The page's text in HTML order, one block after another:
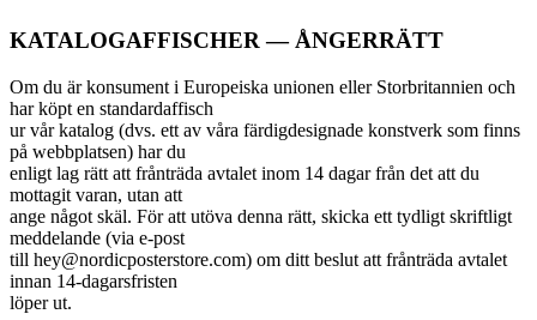
KATALOGAFFISCHER — ÅNGERRÄTT
Om du är konsument i Europeiska unionen eller Storbritannien och
har köpt en standardaffisch
ur vår katalog (dvs. ett av våra färdigdesignade konstverk som finns
på webbplatsen) har du
enligt lag rätt att frånträda avtalet inom 14 dagar från det att du
mottagit varan, utan att
ange något skäl. För att utöva denna rätt, skicka ett tydligt skriftligt
meddelande (via e-post
till hey@nordicposterstore.com) om ditt beslut att frånträda avtalet
innan 14-dagarsfristen
löper ut.